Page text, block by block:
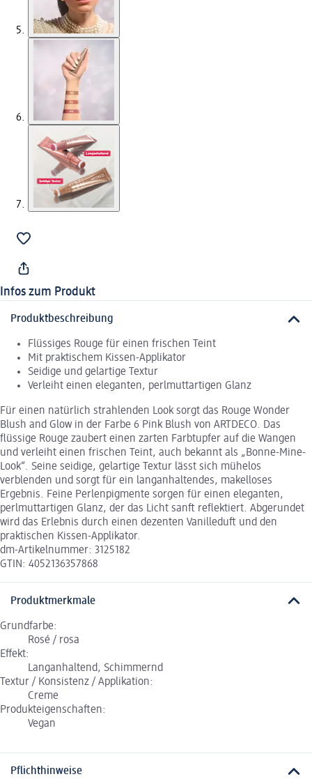
Infos zum Produkt
Produktbeschreibung
Flüssiges Rouge für einen frischen Teint
Mit praktischem Kissen-Applikator
Seidige und gelartige Textur
Verleiht einen eleganten, perlmuttartigen Glanz
Für einen natürlich strahlenden Look sorgt das Rouge Wonder
Blush and Glow in der Farbe 6 Pink Blush von ARTDECO. Das
flüssige Rouge zaubert einen zarten Farbtupfer auf die Wangen
und verleiht einen frischen Teint, auch bekannt als „Bonne-Mine-
Look“. Seine seidige, gelartige Textur lässt sich mühelos
verblenden und sorgt für ein langanhaltendes, makelloses
Ergebnis. Feine Perlenpigmente sorgen für einen eleganten,
perlmuttartigen Glanz, der das Licht sanft reflektiert. Abgerundet
wird das Erlebnis durch einen dezenten Vanilleduft und den
praktischen Kissen-Applikator.
dm-Artikelnummer: 3125182
GTIN: 4052136357868
Produktmerkmale
Grundfarbe:
Rosé / rosa
Effekt:
Langanhaltend, Schimmernd
Textur / Konsistenz / Applikation:
Creme
Produkteigenschaften:
Vegan
Pflichthinweise